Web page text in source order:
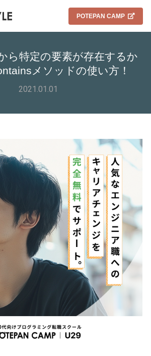
POTEPAN CAMP
ら特定の要素が存在するか
メソッドの使い方！
2021.01.01